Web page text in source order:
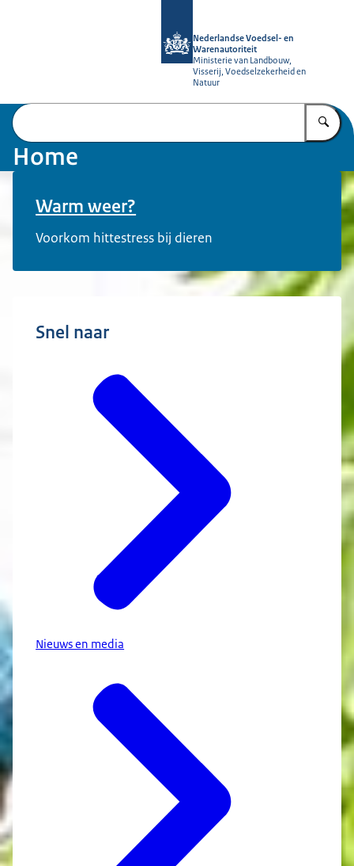
Nederlandse Voedsel- en
Warenautoriteit
Ministerie van Landbouw,
Visserij, Voedselzekerheid en
Natuur
Home
Warm weer?
Voorkom hittestress bij dieren
Snel naar
Nieuws en media